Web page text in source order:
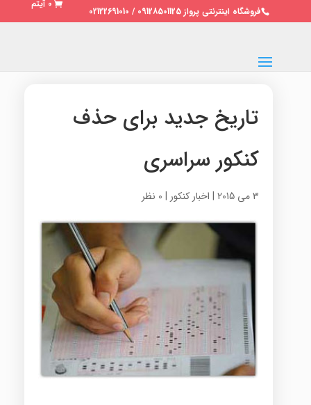
فروشگاه اینترنتی پرواز 09128501125 / 02122691010
0 آیتم
تاریخ جدید برای حذف
کنکور سراسری
3 می 2015 | اخبار کنکور | 0 نظر